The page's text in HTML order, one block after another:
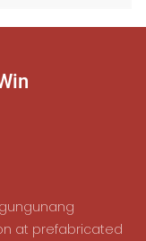
at prefabricated